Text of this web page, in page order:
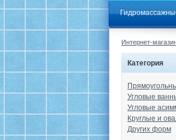
Интернет-
Категория
Угловые
Угловые
Круглые и
Других форм